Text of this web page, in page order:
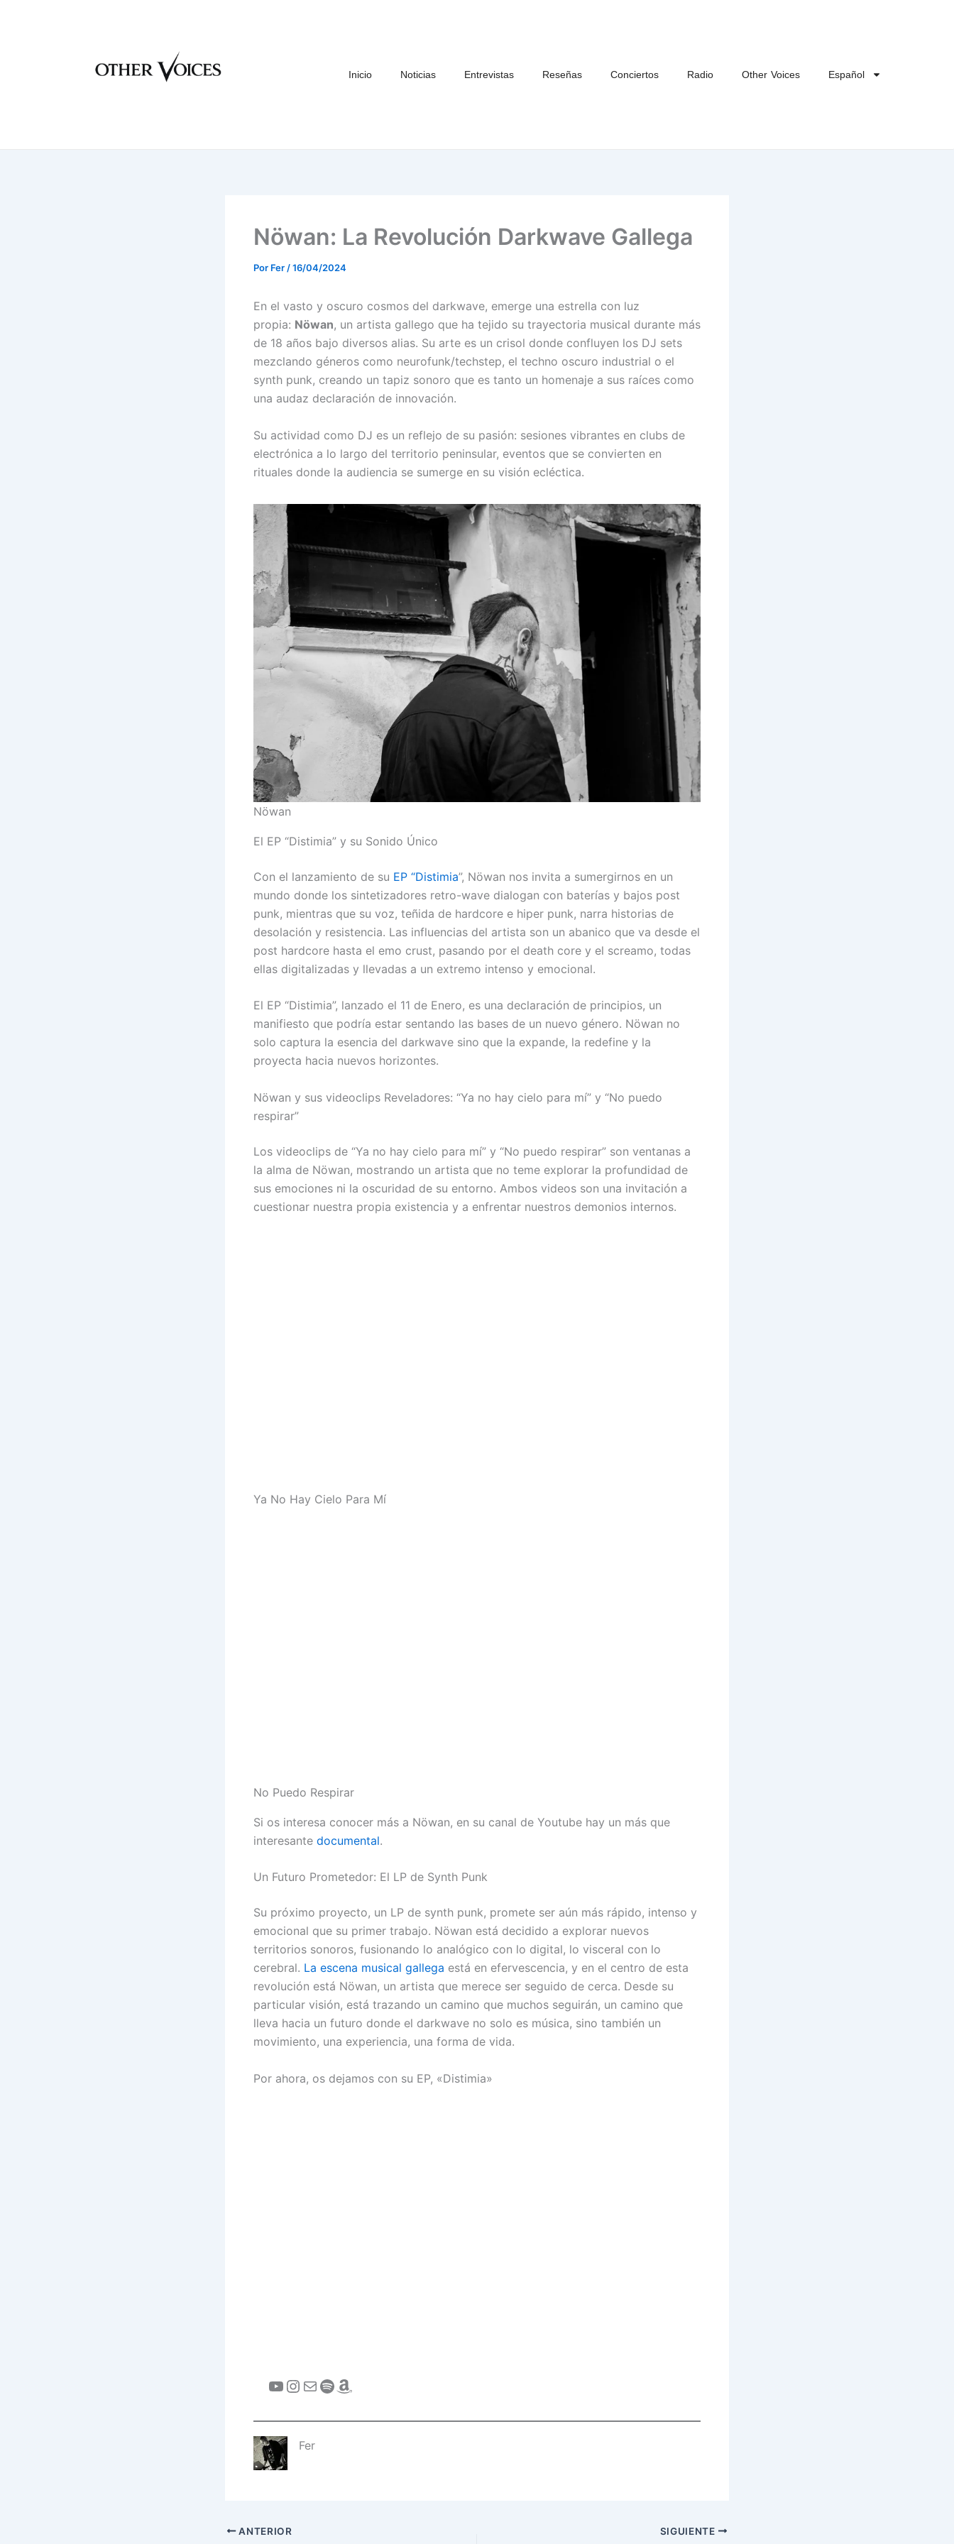
Inicio Noticias Entrevistas Reseñas Conciertos Radio Other Voices Español
Nöwan: La Revolución Darkwave Gallega
Por Fer /16/04/2024
En el vasto y oscuro cosmos del darkwave, emerge una estrella con luz
propia: Nöwan, un artista gallego que ha tejido su trayectoria musical durante más
de 18 años bajo diversos alias. Su arte es un crisol donde confluyen los DJ sets
mezclando géneros como neurofunk/techstep, el techno oscuro industrial o el
synth punk, creando un tapiz sonoro que es tanto un homenaje a sus raíces como
una audaz declaración de innovación.
Su actividad como DJ es un reflejo de su pasión: sesiones vibrantes en clubs de
electrónica a lo largo del territorio peninsular, eventos que se convierten en
rituales donde la audiencia se sumerge en su visión ecléctica.
Nöwan
El EP “Distimia” y su Sonido Único
Con el lanzamiento de su EP “Distimia”, Nöwan nos invita a sumergirnos en un
mundo donde los sintetizadores retro-wave dialogan con baterías y bajos post
punk, mientras que su voz, teñida de hardcore e hiper punk, narra historias de
desolación y resistencia. Las influencias del artista son un abanico que va desde el
post hardcore hasta el emo crust, pasando por el death core y el screamo, todas
ellas digitalizadas y llevadas a un extremo intenso y emocional.
El EP “Distimia”, lanzado el 11 de Enero, es una declaración de principios, un
manifiesto que podría estar sentando las bases de un nuevo género. Nöwan no
solo captura la esencia del darkwave sino que la expande, la redefine y la
proyecta hacia nuevos horizontes.
Nöwan y sus videoclips Reveladores: “Ya no hay cielo para mí” y “No puedo
respirar”
Los videoclips de “Ya no hay cielo para mí” y “No puedo respirar” son ventanas a
la alma de Nöwan, mostrando un artista que no teme explorar la profundidad de
sus emociones ni la oscuridad de su entorno. Ambos videos son una invitación a
cuestionar nuestra propia existencia y a enfrentar nuestros demonios internos.
Ya No Hay Cielo Para Mí
No Puedo Respirar
Si os interesa conocer más a Nöwan, en su canal de Youtube hay un más que
interesante documental.
Un Futuro Prometedor: El LP de Synth Punk
Su próximo proyecto, un LP de synth punk, promete ser aún más rápido, intenso y
emocional que su primer trabajo. Nöwan está decidido a explorar nuevos
territorios sonoros, fusionando lo analógico con lo digital, lo visceral con lo
cerebral. La escena musical gallega está en efervescencia, y en el centro de esta
revolución está Nöwan, un artista que merece ser seguido de cerca. Desde su
particular visión, está trazando un camino que muchos seguirán, un camino que
lleva hacia un futuro donde el darkwave no solo es música, sino también un
movimiento, una experiencia, una forma de vida.
Por ahora, os dejamos con su EP, «Distimia»
Fer
ANTERIOR SIGUIENTE